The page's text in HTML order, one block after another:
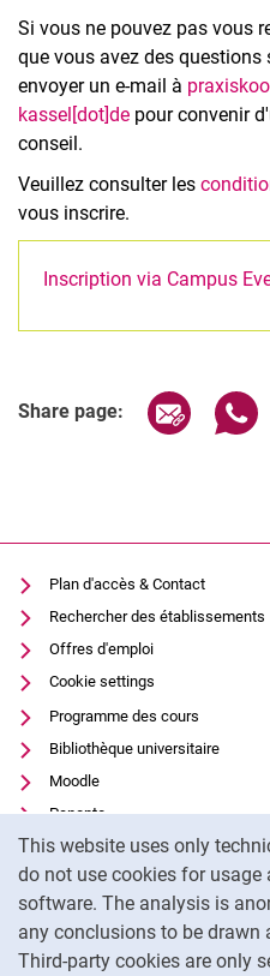
This website uses only
do not use cookies for
software. The analysis is
any conclusions to be
Third-party cookies are only
Si vous ne pouvez pas vous
que vous avez des questions
envoyer un e-mail à
kassel[dot]de pour convenir
conseil.
Veuillez consulter les
vous inscrire.
Inscription via Campus
Share page: Share
Plan d'accès & Contact
Rechercher des établissements
Offres d'emploi
Cookie settings
Programme des cours
Bibliothèque universitaire
Moodle
Panopto
Protection des données
Accessibilité
Utilisation transparente de l'IA